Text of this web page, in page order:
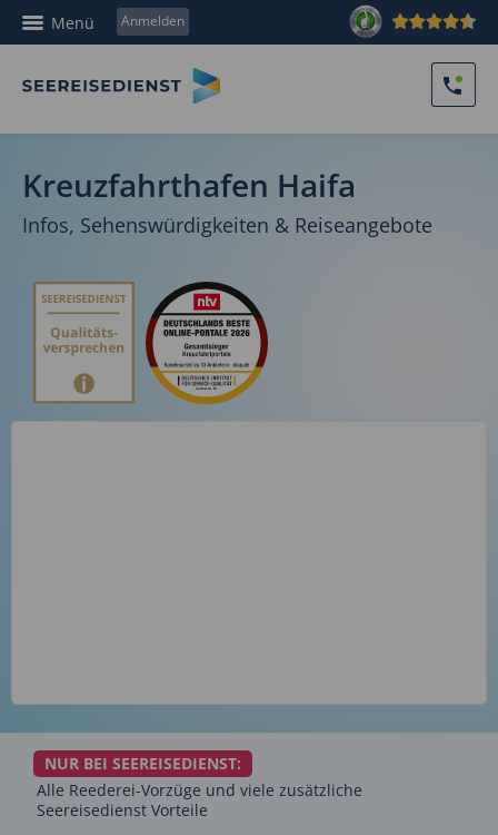
Menü Anmelden
Kreuzfahrthafen Haifa
Infos, Sehenswürdigkeiten & Reiseangebote
NUR BEI SEEREISEDIENST:
Alle Reederei-Vorzüge und viele zusätzliche
Seereisedienst Vorteile